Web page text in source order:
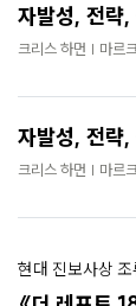
자발성, 전략,
크리스 하먼 | 마
자발성, 전략,
크리스 하먼 | 마
현대 진보사상 조